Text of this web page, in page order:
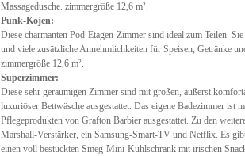
Massagedusche. zimmergröße 12,6 m².
Punk-Kojen:
Diese charmanten Pod-Etagen-Zimmer sind ideal zum Teilen.
und viele zusätzliche Annehmlichkeiten für Speisen, Getränke
zimmergröße 12,6 m².
Superzimmer:
Diese sehr geräumigen Zimmer sind mit großen, äußerst
luxuriöser Bettwäsche ausgestattet. Das eigene Badezimmer ist
Pflegeprodukten von Grafton Barbier ausgestattet. Zu den
Marshall-Verstärker, ein Samsung-Smart-TV und Netflix. Es
einen voll bestückten Smeg-Mini-Kühlschrank mit irischen